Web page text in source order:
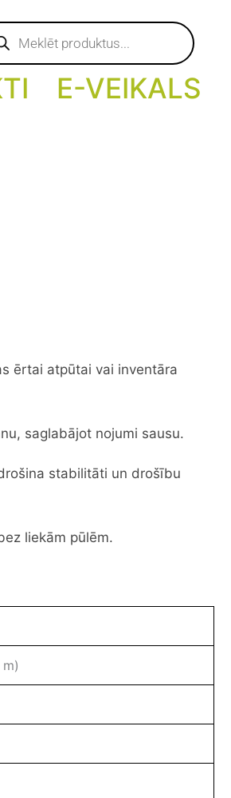
E-VEIKALS
ērtai atpūtai vai inventāra
saglabājot nojumi sausu.
stabilitāti un drošību
liekām pūlēm.